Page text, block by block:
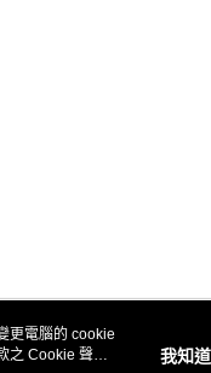
更電腦的 cookie
之 Cookie 聲明
我知